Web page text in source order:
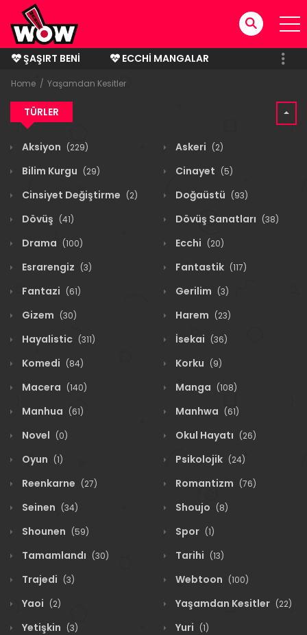
ŞAŞIRT BENI
ECCHI MANGALAR
BITMIŞ MANGALAR
Home Yaşamdan Kesitler
TÜRLER
Aksiyon (229) Askeri (2)
Bilim Kurgu (29) Cinayet (5)
Cinsiyet Değiştirme (2) Doğaüstü (93)
Dövüş (41) Dövüş Sanatları (38)
Drama (100) Ecchi (20)
Esrarengiz (3) Fantastik (117)
Fantazi (61) Gerilim (3)
Gizem (30) Harem (23)
Hayalistic (311) İsekai (36)
Komedi (84) Korku (9)
Macera (140) Manga (108)
Manhua (61) Manhwa (61)
Novel (0) Okul Hayatı (26)
Oyun (1) Psikolojik (24)
Reenkarne (27) Romantizm (76)
Seinen (34) Shoujo (8)
Shounen (59) Spor (1)
Tamamlandı (30) Tarihi (13)
Trajedi (3) Webtoon (100)
Yaoi (2) Yaşamdan Kesitler (22)
Yetişkin (3) Yuri (1)